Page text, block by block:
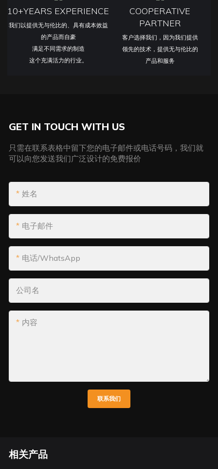
10+YEARS EXPERIENCE
我们以提供无与伦比的、具有成本效益
的产品而自豪
满足不同需求的制造
这个充满活力的行业。
COOPERATIVE
PARTNER
客户选择我们，因为我们提供
领先的技术，提供无与伦比的
产品和服务
GET IN TOUCH WITH US
只需在联系表格中留下您的电子邮件或电话号码，我们就
可以向您发送我们广泛设计的免费报价
姓名
电子邮件
电话/WhatsApp
公司名
内容
联系我们
相关产品